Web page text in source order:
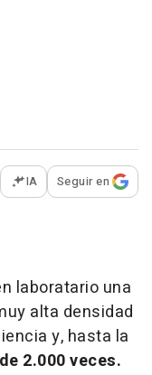
opciones para
IA Seguir en
laboratario una
alta densidad
y, hasta la
2.000 veces.